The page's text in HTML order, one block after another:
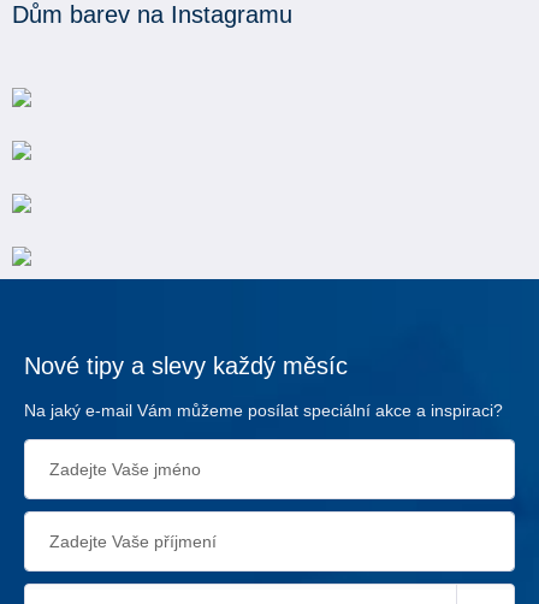
Dům barev na Instagramu
Nové tipy a slevy každý měsíc
Na jaký e-mail Vám můžeme posílat speciální akce a inspiraci?